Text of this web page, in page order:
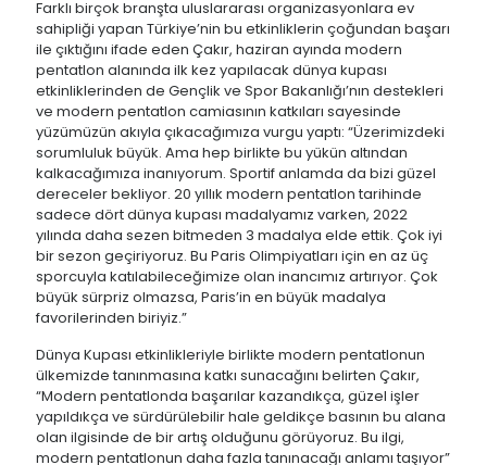
Farklı birçok branşta uluslararası organizasyonlara ev
sahipliği yapan Türkiye’nin bu etkinliklerin çoğundan başarı
ile çıktığını ifade eden Çakır, haziran ayında modern
pentatlon alanında ilk kez yapılacak dünya kupası
etkinliklerinden de Gençlik ve Spor Bakanlığı’nın destekleri
ve modern pentatlon camiasının katkıları sayesinde
yüzümüzün akıyla çıkacağımıza vurgu yaptı: “Üzerimizdeki
sorumluluk büyük. Ama hep birlikte bu yükün altından
kalkacağımıza inanıyorum. Sportif anlamda da bizi güzel
dereceler bekliyor. 20 yıllık modern pentatlon tarihinde
sadece dört dünya kupası madalyamız varken, 2022
yılında daha sezen bitmeden 3 madalya elde ettik. Çok iyi
bir sezon geçiriyoruz. Bu Paris Olimpiyatları için en az üç
sporcuyla katılabileceğimize olan inancımız artırıyor. Çok
büyük sürpriz olmazsa, Paris’in en büyük madalya
favorilerinden biriyiz.”
Dünya Kupası etkinlikleriyle birlikte modern pentatlonun
ülkemizde tanınmasına katkı sunacağını belirten Çakır,
“Modern pentatlonda başarılar kazandıkça, güzel işler
yapıldıkça ve sürdürülebilir hale geldikçe basının bu alana
olan ilgisinde de bir artış olduğunu görüyoruz. Bu ilgi,
modern pentatlonun daha fazla tanınacağı anlamı taşıyor”